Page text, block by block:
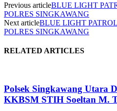
Previous articleBLUE LIGHT
POLRES SINGKAWANG
Next articleBLUE LIGHT
POLRES SINGKAWANG
RELATED ARTICLES
Polsek Singkawang Utara
KKBSM STIH Soeltan M.